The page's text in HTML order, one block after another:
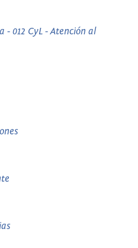
- 012 CyL - Atención al